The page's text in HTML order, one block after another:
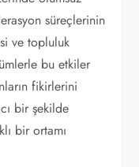
süreçlerinin
ve topluluk
bu etkiler
fikirlerini
bir şekilde
bir ortamı